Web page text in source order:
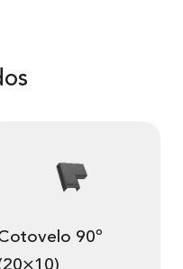
90º